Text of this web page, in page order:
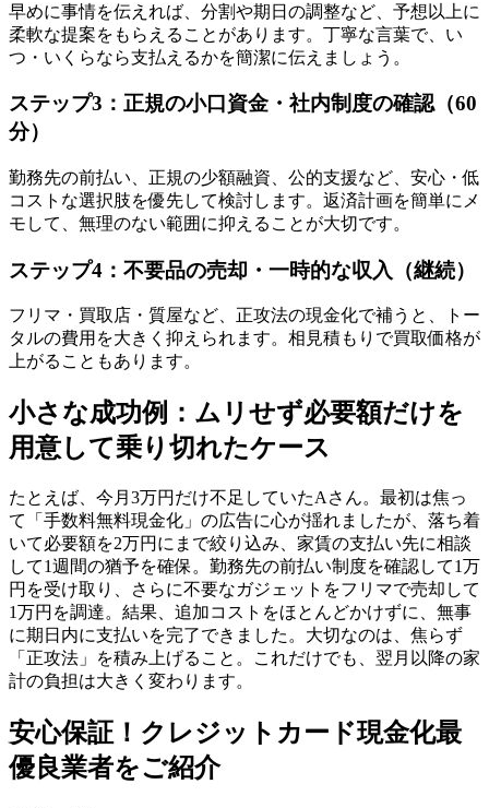
早めに事情を伝えれば、分割や期日の調整など、予想以上に
柔軟な提案をもらえることがあります。丁寧な言葉で、い
つ・いくらなら支払えるかを簡潔に伝えましょう。
ステップ3：正規の小口資金・社内制度の確認（60
分）
勤務先の前払い、正規の少額融資、公的支援など、安心・低
コストな選択肢を優先して検討します。返済計画を簡単にメ
モして、無理のない範囲に抑えることが大切です。
ステップ4：不要品の売却・一時的な収入（継続）
フリマ・買取店・質屋など、正攻法の現金化で補うと、トー
タルの費用を大きく抑えられます。相見積もりで買取価格が
上がることもあります。
小さな成功例：ムリせず必要額だけを
用意して乗り切れたケース
たとえば、今月3万円だけ不足していたAさん。最初は焦っ
て「手数料無料現金化」の広告に心が揺れましたが、落ち着
いて必要額を2万円にまで絞り込み、家賃の支払い先に相談
して1週間の猶予を確保。勤務先の前払い制度を確認して1万
円を受け取り、さらに不要なガジェットをフリマで売却して
1万円を調達。結果、追加コストをほとんどかけずに、無事
に期日内に支払いを完了できました。大切なのは、焦らず
「正攻法」を積み上げること。これだけでも、翌月以降の家
計の負担は大きく変わります。
安心保証！クレジットカード現金化最
優良業者をご紹介